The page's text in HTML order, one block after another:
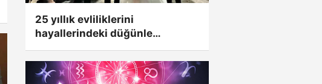
25 yıllık evliliklerini
hayallerindeki düğünle